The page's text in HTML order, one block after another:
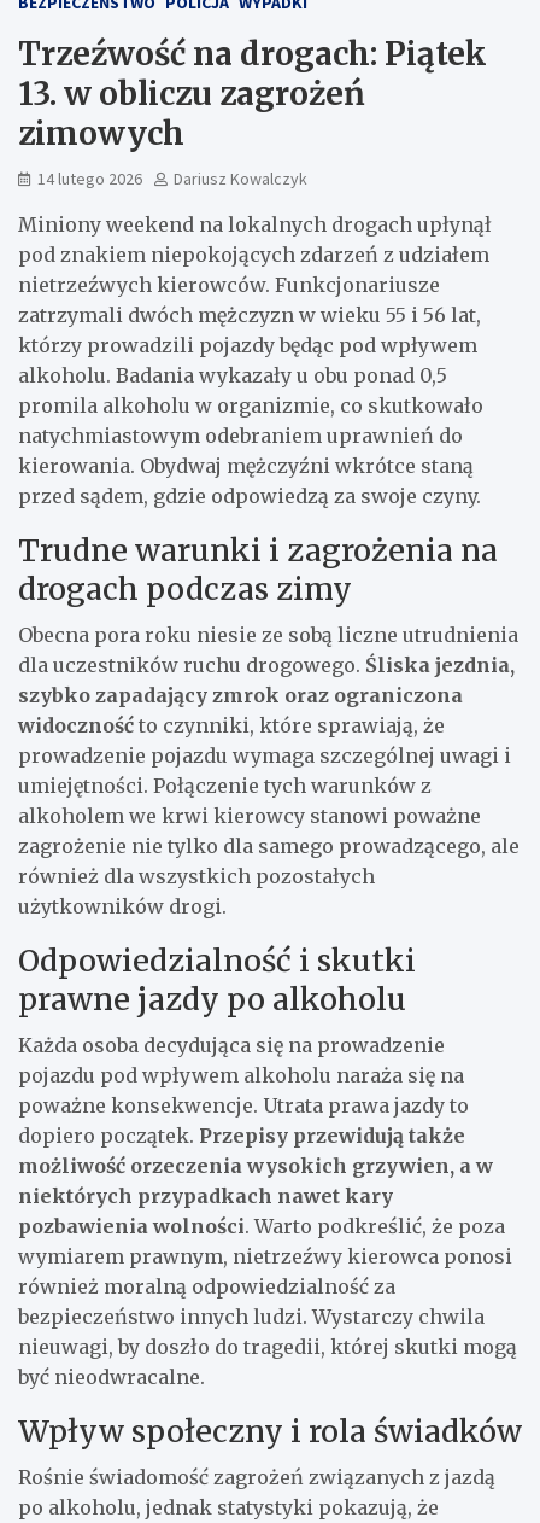
Trzeźwość na drogach: Piątek
13. w obliczu zagrożeń
zimowych
14 lutego 2026 Dariusz Kowalczyk
Miniony weekend na lokalnych drogach upłynął
pod znakiem niepokojących zdarzeń z udziałem
nietrzeźwych kierowców. Funkcjonariusze
zatrzymali dwóch mężczyzn w wieku 55 i 56 lat,
którzy prowadzili pojazdy będąc pod wpływem
alkoholu. Badania wykazały u obu ponad 0,5
promila alkoholu w organizmie, co skutkowało
natychmiastowym odebraniem uprawnień do
kierowania. Obydwaj mężczyźni wkrótce staną
przed sądem, gdzie odpowiedzą za swoje czyny.
Trudne warunki i zagrożenia na
drogach podczas zimy
Obecna pora roku niesie ze sobą liczne utrudnienia
dla uczestników ruchu drogowego. Śliska jezdnia,
szybko zapadający zmrok oraz ograniczona
widoczność to czynniki, które sprawiają, że
prowadzenie pojazdu wymaga szczególnej uwagi i
umiejętności. Połączenie tych warunków z
alkoholem we krwi kierowcy stanowi poważne
zagrożenie nie tylko dla samego prowadzącego, ale
również dla wszystkich pozostałych
użytkowników drogi.
Odpowiedzialność i skutki
prawne jazdy po alkoholu
Każda osoba decydująca się na prowadzenie
pojazdu pod wpływem alkoholu naraża się na
poważne konsekwencje. Utrata prawa jazdy to
dopiero początek. Przepisy przewidują także
możliwość orzeczenia wysokich grzywien, a w
niektórych przypadkach nawet kary
pozbawienia wolności. Warto podkreślić, że poza
wymiarem prawnym, nietrzeźwy kierowca ponosi
również moralną odpowiedzialność za
bezpieczeństwo innych ludzi. Wystarczy chwila
nieuwagi, by doszło do tragedii, której skutki mogą
być nieodwracalne.
Wpływ społeczny i rola świadków
Rośnie świadomość zagrożeń związanych z jazdą
po alkoholu, jednak statystyki pokazują, że